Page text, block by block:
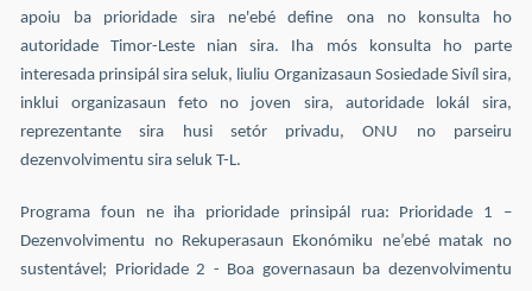
apoiu ba prioridade sira ne'ebé define
ona no konsulta ho
autoridade Timor-Leste nian sira. Iha mós konsulta ho parte
interesada prinsipál sira seluk, liuliu Organizasaun Sosiedade Sivíl sira,
inklui organizasaun feto no joven sira, autoridade lokál sira,
reprezentante sira husi setór privadu, ONU no parseiru
dezenvolvimentu sira seluk T-L.
Programa foun ne iha prioridade prinsipál rua: Prioridade 1 –
Dezenvolvimentu no Rekuperasaun Ekonómiku ne’ebé matak no
sustentável; Prioridade 2 - Boa governasaun ba dezenvolvimentu